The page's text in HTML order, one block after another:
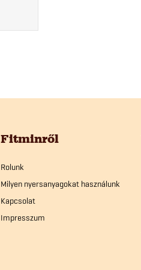
Fitminről
Rolunk
Milyen nyersanyagokat használunk
Kapcsolat
Impresszum